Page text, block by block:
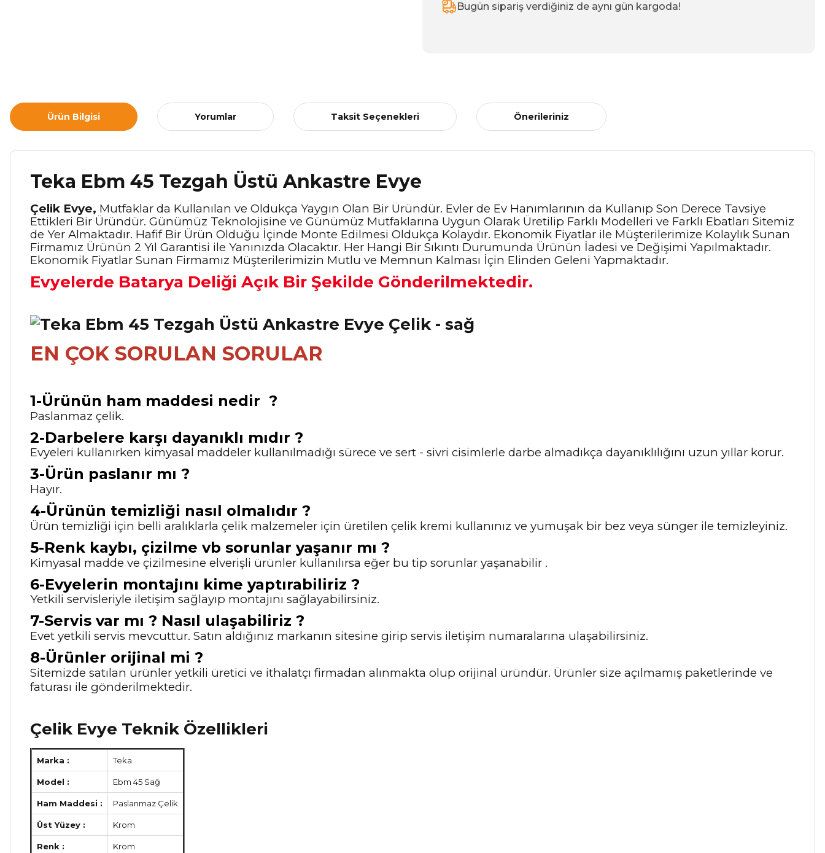
Bugün sipariş verdiğiniz de aynı gün kargoda!
Ürün Bilgisi Yorumlar Taksit Seçenekleri Önerileriniz
Teka Ebm 45 Tezgah Üstü Ankastre Evye
Çelik Evye, Mutfaklar da Kullanılan ve Oldukça Yaygın Olan Bir Üründür. Evler de Ev Hanımlarının da Kullanıp Son Derece Tavsiye
Ettikleri Bir Üründür. Günümüz Teknolojisine ve Günümüz Mutfaklarına Uygun Olarak Üretilip Farklı Modelleri ve Farklı Ebatları Sitemiz
de Yer Almaktadır. Hafif Bir Ürün Olduğu İçinde Monte Edilmesi Oldukça Kolaydır. Ekonomik Fiyatlar ile Müşterilerimize Kolaylık Sunan
Firmamız Ürünün 2 Yıl Garantisi ile Yanınızda Olacaktır. Her Hangi Bir Sıkıntı Durumunda Ürünün İadesi ve Değişimi Yapılmaktadır.
Ekonomik Fiyatlar Sunan Firmamız Müşterilerimizin Mutlu ve Memnun Kalması İçin Elinden Geleni Yapmaktadır.
Evyelerde Batarya Deliği Açık Bir Şekilde Gönderilmektedir.
EN ÇOK SORULAN SORULAR
1-Ürünün ham maddesi nedir ?
Paslanmaz çelik.
2-Darbelere karşı dayanıklı mıdır ?
Evyeleri kullanırken kimyasal maddeler kullanılmadığı sürece ve sert - sivri cisimlerle darbe almadıkça dayanıklılığını uzun yıllar korur.
3-Ürün paslanır mı ?
Hayır.
4-Ürünün temizliği nasıl olmalıdır ?
Ürün temizliği için belli aralıklarla çelik malzemeler için üretilen çelik kremi kullanınız ve yumuşak bir bez veya sünger ile temizleyiniz.
5-Renk kaybı, çizilme vb sorunlar yaşanır mı ?
Kimyasal madde ve çizilmesine elverişli ürünler kullanılırsa eğer bu tip sorunlar yaşanabilir .
6-Evyelerin montajını kime yaptırabiliriz ?
Yetkili servisleriyle iletişim sağlayıp montajını sağlayabilirsiniz.
7-Servis var mı ? Nasıl ulaşabiliriz ?
Evet yetkili servis mevcuttur. Satın aldığınız markanın sitesine girip servis iletişim numaralarına ulaşabilirsiniz.
8-Ürünler orijinal mi ?
Sitemizde satılan ürünler yetkili üretici ve ithalatçı firmadan alınmakta olup orijinal üründür. Ürünler size açılmamış paketlerinde ve
faturası ile gönderilmektedir.
Çelik Evye Teknik Özellikleri
Marka : Teka
Model : Ebm 45 Sağ
Ham Maddesi : Paslanmaz Çelik
Üst Yüzey : Krom
Renk : Krom